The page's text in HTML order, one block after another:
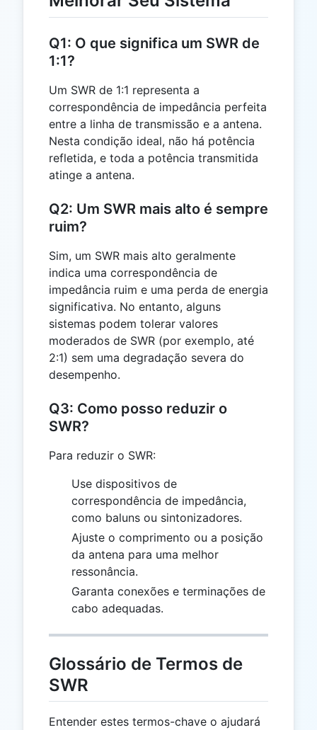
Q1: O que significa um SWR de
1:1?
Um SWR de 1:1 representa a
correspondência de impedância perfeita
entre a linha de transmissão e a antena.
Nesta condição ideal, não há potência
refletida, e toda a potência transmitida
atinge a antena.
Q2: Um SWR mais alto é sempre
ruim?
Sim, um SWR mais alto geralmente
indica uma correspondência de
impedância ruim e uma perda de energia
significativa. No entanto, alguns
sistemas podem tolerar valores
moderados de SWR (por exemplo, até
2:1) sem uma degradação severa do
desempenho.
Q3: Como posso reduzir o
SWR?
Para reduzir o SWR:
Use dispositivos de
correspondência de impedância,
como baluns ou sintonizadores.
Ajuste o comprimento ou a posição
da antena para uma melhor
ressonância.
Garanta conexões e terminações de
cabo adequadas.
Glossário de Termos de
SWR
Entender estes termos-chave o ajudará